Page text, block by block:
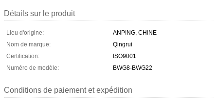
Détails sur le produit
Lieu d'origine:
ANPING, CHINE
Nom de marque:
Qingrui
Certification:
ISO9001
Numéro de modèle:
BWG8-BWG22
Conditions de paiement et expédition